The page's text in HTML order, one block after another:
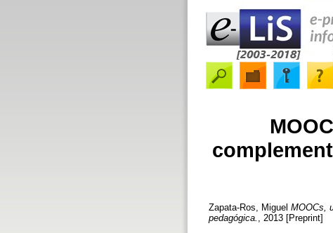
Zapata-Ros, Miguel MOOCs,
pedagógica.
, 2013 [Preprint]